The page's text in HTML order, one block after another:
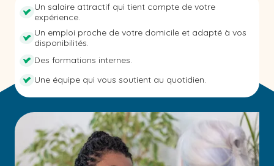
Un salaire attractif qui tient compte de votre
expérience.
Un emploi proche de votre domicile et adapté à vos
disponibilités.
Des formations internes.
Une équipe qui vous soutient au quotidien.